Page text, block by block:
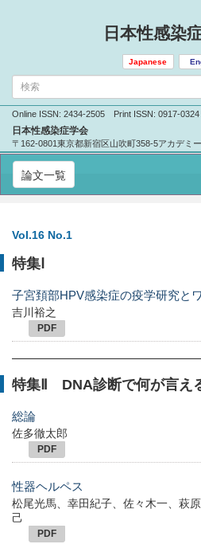
日本性感染
Japanese
Online ISSN: 2434-2505 Print ISSN: 0917-0324
日本性感染症学会
〒162-0801東京都新宿区山吹町358-5アカデミ
論文一覧
Vol.16 No.1
特集Ⅰ
子宮頚部HPV感染症の疫学研究と
吉川裕之
PDF
特集Ⅱ DNA診断で何が言え
総論
佐多徹太郎
PDF
性器ヘルペス
松尾光馬、幸田紀子、佐々木一、萩
己
PDF